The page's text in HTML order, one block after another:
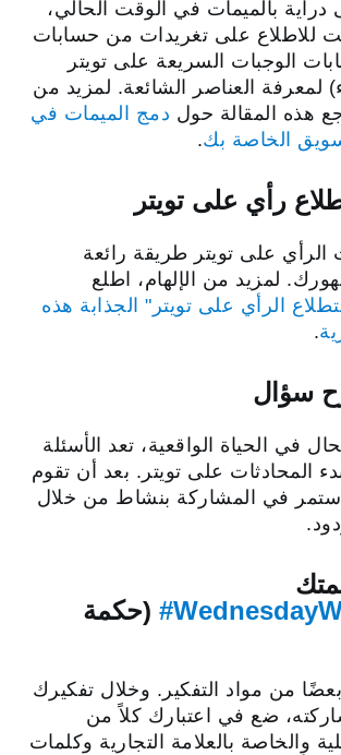
دراية بالميمات في الوقت الحالي،
للاطلاع على تغريدات من حسابات
الوجبات السريعة على تويتر
لمعرفة العناصر الشائعة. لمزيد من
هذه المقالة حول دمج الميمات في
الخاصة بك.
رأي على تويتر
الرأي على تويتر طريقة رائعة
لمزيد من الإلهام، اطلع
الرأي على تويتر" الجذابة هذه
.
سؤال
في الحياة الواقعية، تعد الأسئلة
المحادثات على تويتر. بعد أن تقوم
في المشاركة بنشاط من خلال
(حكمة
من مواد التفكير. وخلال تفكيرك
ضع في اعتبارك كلاً من
والخاصة بالعلامة التجارية وكلمات